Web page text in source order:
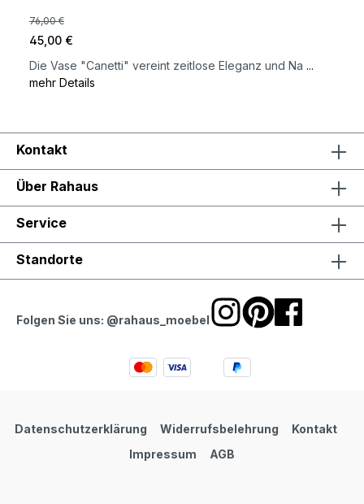
76,00 €
45,00 €
Die Vase "Canetti" vereint zeitlose Eleganz und Na ...
mehr Details
Kontakt
Über Rahaus
Service
Standorte
Folgen Sie uns: @rahaus_moebel
Datenschutzerklärung Widerrufsbelehrung
Kontakt
Impressum
AGB